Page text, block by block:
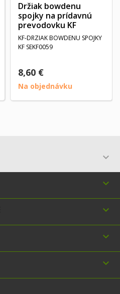
Držiak bowdenu
spojky na prídavnú
prevodovku KF
KF-DRZIAK BOWDENU SPOJKY
KF SEKF0059
8,60 €
Na objednávku




